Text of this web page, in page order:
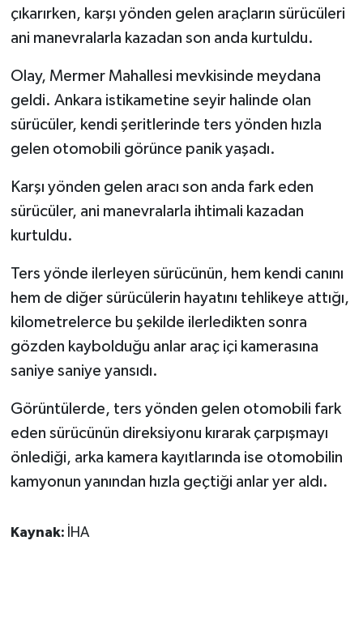
çıkarırken, karşı yönden gelen araçların sürücüleri
ani manevralarla kazadan son anda kurtuldu.
Olay, Mermer Mahallesi mevkisinde meydana
geldi. Ankara istikametine seyir halinde olan
sürücüler, kendi şeritlerinde ters yönden hızla
gelen otomobili görünce panik yaşadı.
Karşı yönden gelen aracı son anda fark eden
sürücüler, ani manevralarla ihtimali kazadan
kurtuldu.
Ters yönde ilerleyen sürücünün, hem kendi canını
hem de diğer sürücülerin hayatını tehlikeye attığı,
kilometrelerce bu şekilde ilerledikten sonra
gözden kaybolduğu anlar araç içi kamerasına
saniye saniye yansıdı.
Görüntülerde, ters yönden gelen otomobili fark
eden sürücünün direksiyonu kırarak çarpışmayı
önlediği, arka kamera kayıtlarında ise otomobilin
kamyonun yanından hızla geçtiği anlar yer aldı.
Kaynak: İHA
GÜNDEM
Güvenlik
İNSAN
İş Dünyası
Jandarma
Kadın
KÜLTÜR SANAT
MAGAZİN
Otomobil
Sağlık
SİYASET